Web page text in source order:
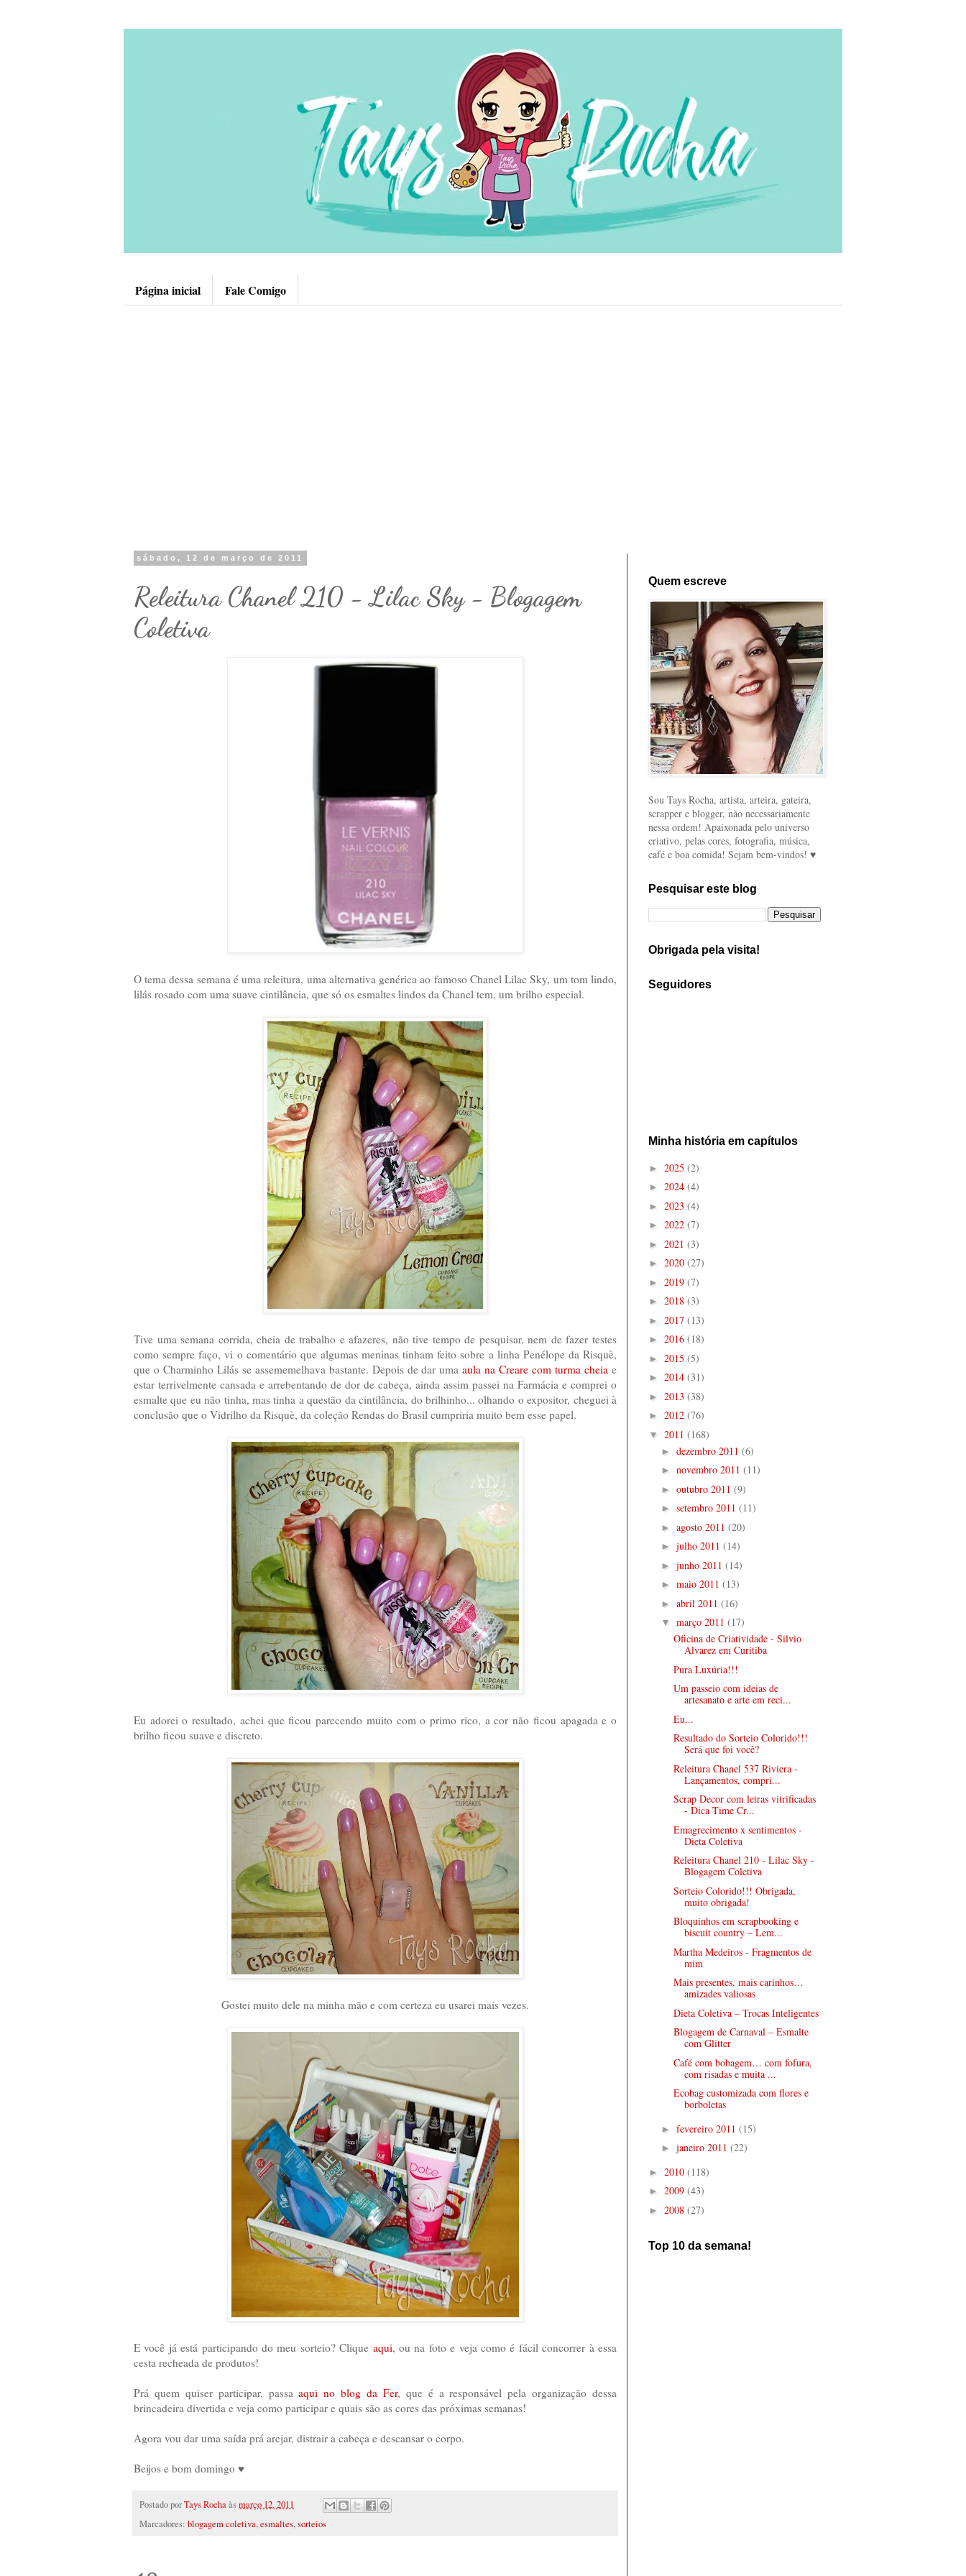
Página inicial Fale Comigo
sábado, 12 de março de 2011
Releitura Chanel 210 - Lilac Sky - Blogagem
Coletiva
O tema dessa semana é uma releitura, uma alternativa genérica ao famoso Chanel Lilac Sky, um tom lindo,
lilás rosado com uma suave cintilância, que só os esmaltes lindos da Chanel tem, um brilho especial.
Tive uma semana corrida, cheia de trabalho e afazeres, não tive tempo de pesquisar, nem de fazer testes
como sempre faço, vi o comentário que algumas meninas tinham feito sobre a linha Penélope da Risquè,
que o Charminho Lilás se assememelhava bastante. Depois de dar umaaula na Creare com turma cheia e
estar terrivelmente cansada e arrebentando de dor de cabeça, ainda assim passei na Farmácia e comprei o
esmalte que eu não tinha, mas tinha a questão da cintilância, do brilhinho... olhando o expositor, cheguei à
conclusão que o Vidrilho da Risquè, da coleção Rendas do Brasil cumpriria muito bem esse papel.
Eu adorei o resultado, achei que ficou parecendo muito com o primo rico, a cor não ficou apagada e o
brilho ficou suave e discreto.
Gostei muito dele na minha mão e com certeza eu usarei mais vezes.
E você já está participando do meu sorteio? Clique aqui, ou na foto e veja como é fácil concorrer à essa
cesta recheada de produtos!
Prá quem quiser participar, passaaqui no blog da Fer, que é a responsável pela organização dessa
brincadeira divertida e veja como participar e quais são as cores das próximas semanas!
Agora vou dar uma saída prá arejar, distrair a cabeça e descansar o corpo.
Beijos e bom domingo ♥
Postado porTays Rochaàsmarço 12, 2011
Marcadores: blogagem coletiva,esmaltes,sorteios
Quem escreve
Sou Tays Rocha, artista, arteira, gateira,
scrapper e blogger, não necessariamente
nessa ordem! Apaixonada pelo universo
criativo, pelas cores, fotografia, música,
café e boa comida! Sejam bem-vindos! ♥
Pesquisar este blog
Obrigada pela visita!
Seguidores
Minha história em capítulos
► 2025 (2)
► 2024 (4)
► 2023 (4)
► 2022 (7)
► 2021 (3)
► 2020 (27)
► 2019 (7)
► 2018 (3)
► 2017 (13)
► 2016 (18)
► 2015 (5)
► 2014 (31)
► 2013 (38)
► 2012 (76)
▼ 2011 (168)
► dezembro 2011 (6)
► novembro 2011 (11)
► outubro 2011 (9)
► setembro 2011 (11)
► agosto 2011 (20)
► julho 2011 (14)
► junho 2011 (14)
► maio 2011 (13)
► abril 2011 (16)
▼ março 2011 (17)
Oficina de Criatividade - Silvio
Alvarez em Curitiba
Pura Luxúria!!!
Um passeio com ideias de
artesanato e arte em reci...
Eu...
Resultado do Sorteio Colorido!!!
Será que foi você?
Releitura Chanel 537 Riviera -
Lançamentos, compri...
Scrap Decor com letras vitrificadas
- Dica Time Cr...
Emagrecimento x sentimentos -
Dieta Coletiva
Releitura Chanel 210 - Lilac Sky -
Blogagem Coletiva
Sorteio Colorido!!! Obrigada,
muito obrigada!
Bloquinhos em scrapbooking e
biscuit country – Lem...
Martha Medeiros - Fragmentos de
mim
Mais presentes, mais carinhos…
amizades valiosas
Dieta Coletiva – Trocas Inteligentes
Blogagem de Carnaval – Esmalte
com Glitter
Café com bobagem… com fofura,
com risadas e muita ...
Ecobag customizada com flores e
borboletas
► fevereiro 2011 (15)
► janeiro 2011 (22)
► 2010 (118)
► 2009 (43)
► 2008 (27)
Top 10 da semana!